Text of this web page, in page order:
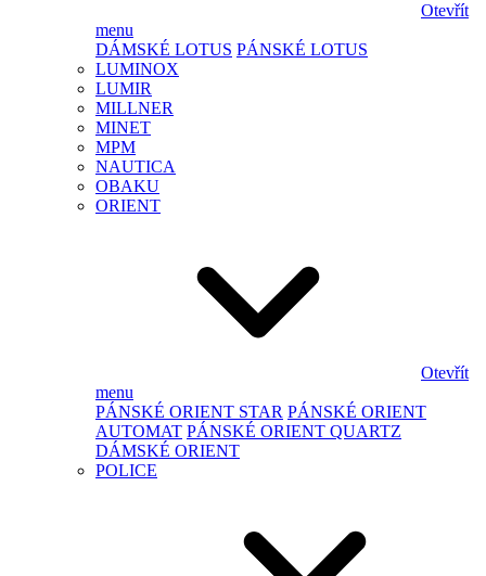
Otevřít
menu
DÁMSKÉ LOTUS PÁNSKÉ LOTUS
LUMINOX
LUMIR
MILLNER
MINET
MPM
NAUTICA
OBAKU
ORIENT
Otevřít
menu
PÁNSKÉ ORIENT STAR PÁNSKÉ ORIENT
AUTOMAT PÁNSKÉ ORIENT QUARTZ
DÁMSKÉ ORIENT
POLICE